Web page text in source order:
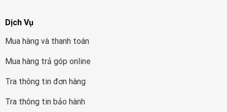
Dịch Vụ
Mua hàng và thanh toán
Mua hàng trả góp online
Tra thông tin đơn hàng
Tra thông tin bảo hành